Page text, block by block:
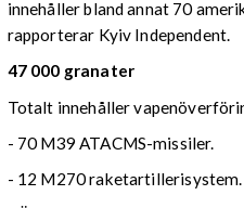
innehåller bland annat 70
rapporterar Kyiv Independent.
47 000 granater
Totalt innehåller
- 70 M39 ATACMS-missiler.
- 12 M270 raketartillerisystem.